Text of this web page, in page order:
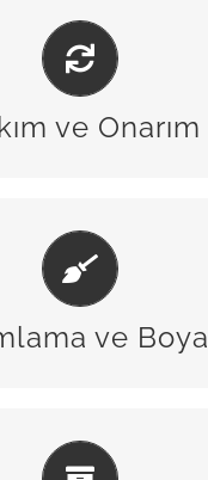
ve Onarım
BAKIM & ONARIM
ve Boya
& BOYA
ÇEŞITLERIMIZ